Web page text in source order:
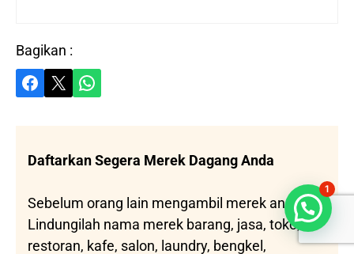
Bagikan :
Share on Facebook
Share on X Share on WhatsApp
Daftarkan Segera Merek Dagang Anda
Sebelum orang lain mengambil merek anda.
Lindungilah nama merek barang, jasa, toko,
restoran, kafe, salon, laundry, bengkel,
Bisa dibantu?
1